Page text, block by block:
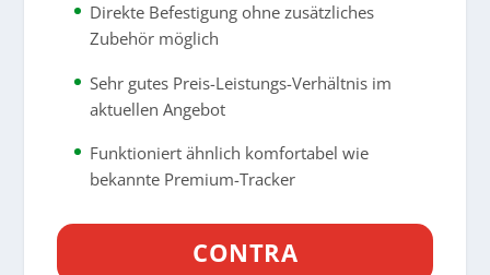
Direkte Befestigung ohne zusätzliches
Zubehör möglich
Sehr gutes Preis-Leistungs-Verhältnis im
aktuellen Angebot
Funktioniert ähnlich komfortabel wie
bekannte Premium-Tracker
CONTRA